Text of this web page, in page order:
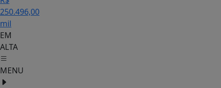
250.496,00
mil
EM
ALTA
MENU